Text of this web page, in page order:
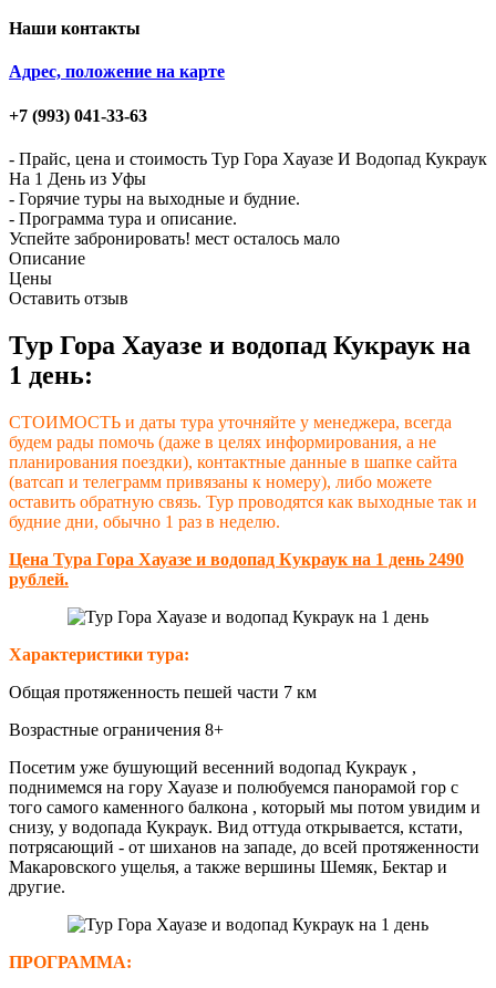
Наши контакты
Адрес, положение на карте
+7 (993) 041-33-63
- Прайс, цена и стоимость Тур Гора Хауазе И Водопад Кукраук
На 1 День из Уфы
- Горячие туры на выходные и будние.
- Программа тура и описание.
Успейте забронировать! мест осталось мало
Описание
Цены
Оставить отзыв
Тур Гора Хауазе и водопад Кукраук на
1 день:
СТОИМОСТЬ и даты тура уточняйте у менеджера, всегда
будем рады помочь (даже в целях информирования, а не
планирования поездки), контактные данные в шапке сайта
(ватсап и телеграмм привязаны к номеру), либо можете
оставить обратную связь. Тур проводятся как выходные так и
будние дни, обычно 1 раз в неделю.
Цена Тура Гора Хауазе и водопад Кукраук на 1 день 2490
рублей.
Характеристики тура:
Общая протяженность пешей части 7 км
Возрастные ограничения 8+
Посетим уже бушующий весенний водопад Кукраук ,
поднимемся на гору Хауазе и полюбуемся панорамой гор с
того самого каменного балкона , который мы потом увидим и
снизу, у водопада Кукраук. Вид оттуда открывается, кстати,
потрясающий - от шиханов на западе, до всей протяженности
Макаровского ущелья, а также вершины Шемяк, Бектар и
другие.
ПРОГРАММА: